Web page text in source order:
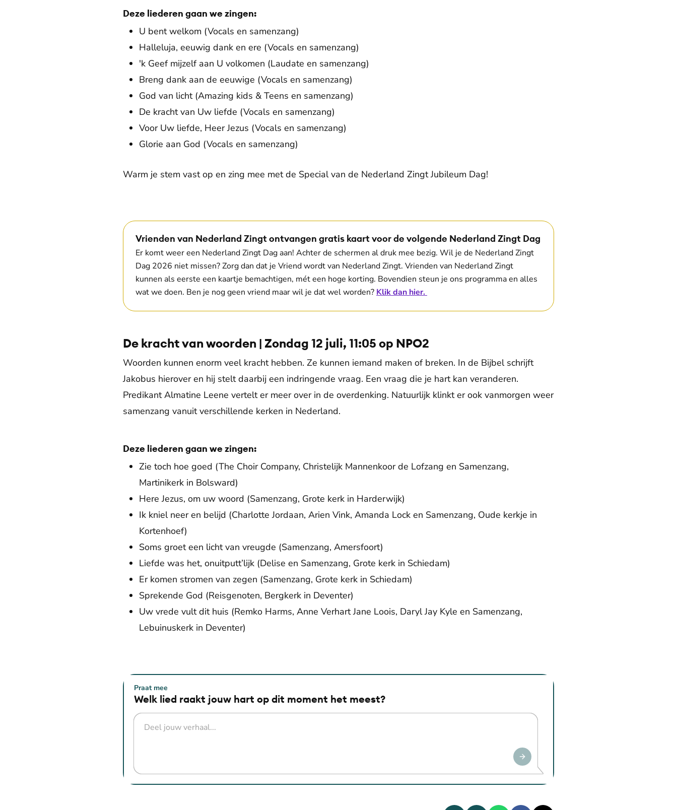
Deze liederen gaan we zingen:
U bent welkom (Vocals en samenzang)
Halleluja, eeuwig dank en ere (Vocals en samenzang)
'k Geef mijzelf aan U volkomen (Laudate en samenzang)
Breng dank aan de eeuwige (Vocals en samenzang)
God van licht (Amazing kids & Teens en samenzang)
De kracht van Uw liefde (Vocals en samenzang)
Voor Uw liefde, Heer Jezus (Vocals en samenzang)
Glorie aan God (Vocals en samenzang)
Warm je stem vast op en zing mee met de Special van de Nederland Zingt Jubileum Dag!
De weergave van deze video vereist jouw toestemming voor
Vrienden van Nederland Zingt ontvangen gratis kaart voor de volgende Nederland Zingt Dag
Er komt weer een Nederland Zingt Dag aan! Achter de schermen al druk mee bezig. Wil je de Nederland Zingt
Dag 2026 niet missen? Zorg dan dat je Vriend wordt van Nederland Zingt. Vrienden van Nederland Zingt
kunnen als eerste een kaartje bemachtigen, mét een hoge korting. Bovendien steun je ons programma en alles
wat we doen. Ben je nog geen vriend maar wil je dat wel worden? Klik dan hier.
De kracht van woorden | Zondag 12 juli, 11:05 op NPO2
Woorden kunnen enorm veel kracht hebben. Ze kunnen iemand maken of breken. In de Bijbel schrijft
Jakobus hierover en hij stelt daarbij een indringende vraag. Een vraag die je hart kan veranderen.
Predikant Almatine Leene vertelt er meer over in de overdenking. Natuurlijk klinkt er ook vanmorgen weer
samenzang vanuit verschillende kerken in Nederland.
Deze liederen gaan we zingen:
Zie toch hoe goed (The Choir Company, Christelijk Mannenkoor de Lofzang en Samenzang,
Martinikerk in Bolsward)
Here Jezus, om uw woord (Samenzang, Grote kerk in Harderwijk)
Ik kniel neer en belijd (Charlotte Jordaan, Arien Vink, Amanda Lock en Samenzang, Oude kerkje in
Kortenhoef)
Soms groet een licht van vreugde (Samenzang, Amersfoort)
Liefde was het, onuitputt’lijk (Delise en Samenzang, Grote kerk in Schiedam)
Er komen stromen van zegen (Samenzang, Grote kerk in Schiedam)
Sprekende God (Reisgenoten, Bergkerk in Deventer)
Uw vrede vult dit huis (Remko Harms, Anne Verhart Jane Loois, Daryl Jay Kyle en Samenzang,
Lebuinuskerk in Deventer)
De weergave van deze video vereist jouw toestemming voor
Praat mee
Welk lied raakt jouw hart op dit moment het meest?